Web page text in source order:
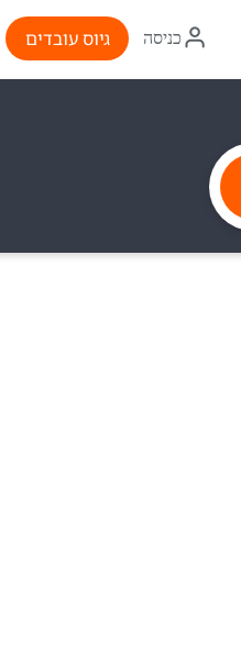
איקון
התחברות
כניסה גיוס עובדים